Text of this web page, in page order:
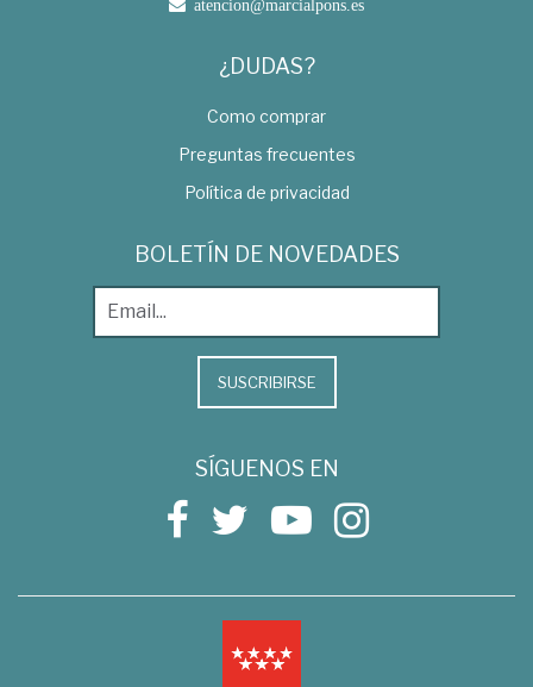
atencion@marcialpons.es
¿DUDAS?
Como comprar
Preguntas frecuentes
Política de privacidad
BOLETÍN DE NOVEDADES
SUSCRIBIRSE
SÍGUENOS EN